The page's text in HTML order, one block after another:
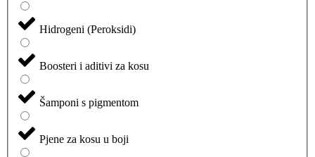
Hidrogeni (Peroksidi)
Boosteri i aditivi za kosu
Šamponi s pigmentom
Pjene za kosu u boji